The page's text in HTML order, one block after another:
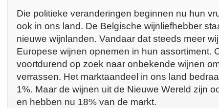
Die politieke veranderingen beginnen nu hun
ook in ons land. De Belgische wijnliefhebber
nieuwe wijnlanden. Vandaar dat steeds meer
Europese wijnen opnemen in hun assortiment.
voortdurend op zoek naar onbekende wijnen
verrassen. Het marktaandeel in ons land
1%. Maar de wijnen uit de Nieuwe Wereld zijn
en hebben nu 18% van de markt.